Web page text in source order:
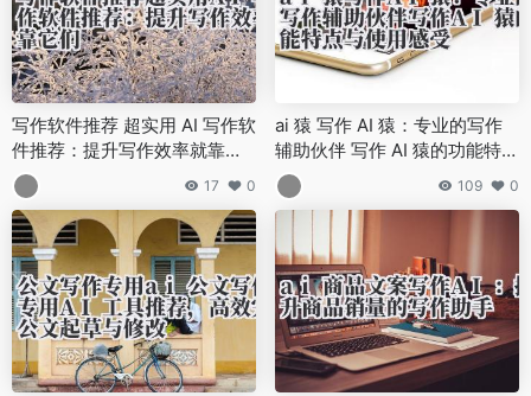
写作软件推荐 超实用 AI 写作软
件推荐：提升写作效率就靠它
们
17 0
ai 猿 写作 AI 猿：专业的写作
辅助伙伴 写作 AI 猿的功能特点
与使用感受
109 0